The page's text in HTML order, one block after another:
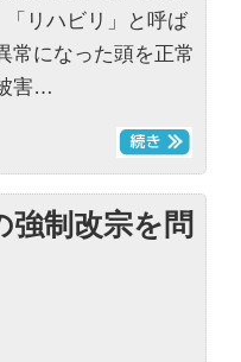
リハビリ」と呼ば
常になった頭を正常
害…
強制改宗を問